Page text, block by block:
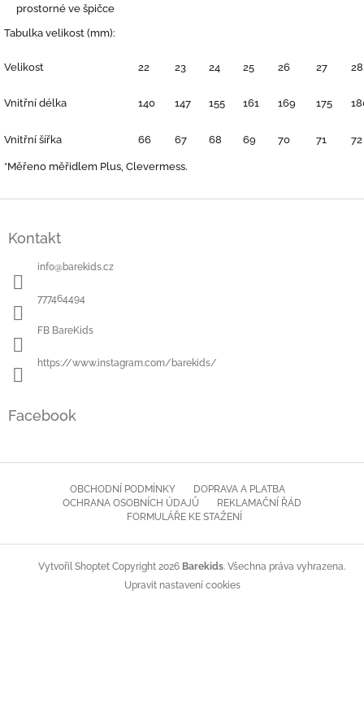
prostorné ve špičce
Tabulka velikost (mm):
Velikost 22 23 24 25 26 27 28
Vnitřní délka 140 147 155 161 169 175
Vnitřní šířka 66 67 68 69 70 71 72
*Měřeno měřidlem Plus, Clevermess.
Kontakt
info@barekids.cz
777464494
FB BareKids
https://www.instagram.com/barekids/
Facebook
OBCHODNÍ PODMÍNKY
DOPRAVA A PLATBA
OCHRANA OSOBNÍCH ÚDAJŮ
REKLAMAČNÍ ŘÁD
FORMULÁŘE KE STAŽENÍ
Vytvořil Shoptet Copyright 2026 Barekids. Všechna práva vyhrazena.
Upravit nastavení cookies